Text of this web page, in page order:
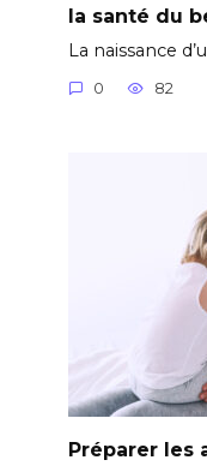
la santé du
La naissance
0 82
Préparer les